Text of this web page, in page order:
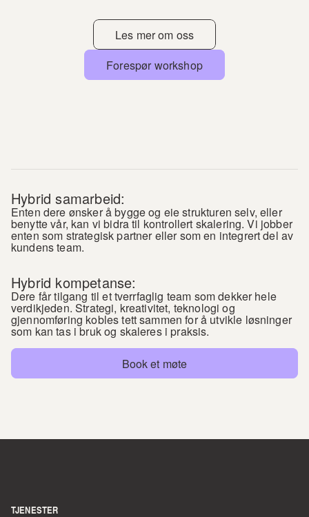
Les mer om oss
Forespør workshop
Hybrid samarbeid:
Enten dere ønsker å bygge og eie strukturen selv, eller
benytte vår, kan vi bidra til kontrollert skalering. Vi jobber
enten som strategisk partner eller som en integrert del av
kundens team.
Hybrid kompetanse:
Dere får tilgang til et tverrfaglig team som dekker hele
verdikjeden. Strategi, kreativitet, teknologi og
gjennomføring kobles tett sammen for å utvikle løsninger
som kan tas i bruk og skaleres i praksis.
Book et møte
TJENESTER